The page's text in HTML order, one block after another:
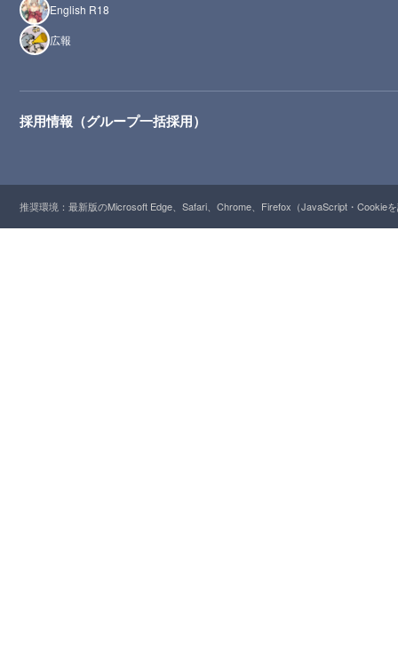
English R18
広報
採用情報（グループ一括採用）
推奨環境：最新版のMicrosoft Edge、Safari、Chrome、Firefox（JavaScript・Cookie